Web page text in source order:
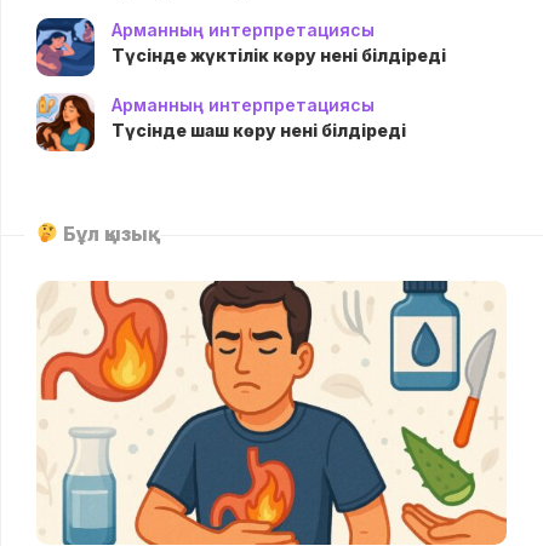
Арманның интерпретациясы
Түсінде жүктілік көру нені білдіреді
Арманның интерпретациясы
Түсінде шаш көру нені білдіреді
Бұл қызық